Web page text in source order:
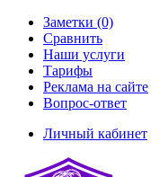
Заметки (0)
Сравнить
Наши услуги
Тарифы
Реклама на сайте
Вопрос-ответ
Личный кабинет